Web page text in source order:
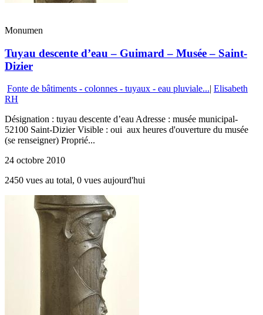
Monumen
Tuyau descente d’eau – Guimard – Musée – Saint-
Dizier
Fonte de bâtiments - colonnes - tuyaux - eau pluviale...| Elisabeth
RH
Désignation : tuyau descente d’eau Adresse : musée municipal-
52100 Saint-Dizier Visible : oui aux heures d'ouverture du musée
(se renseigner) Proprié...
24 octobre 2010
2450 vues au total, 0 vues aujourd'hui